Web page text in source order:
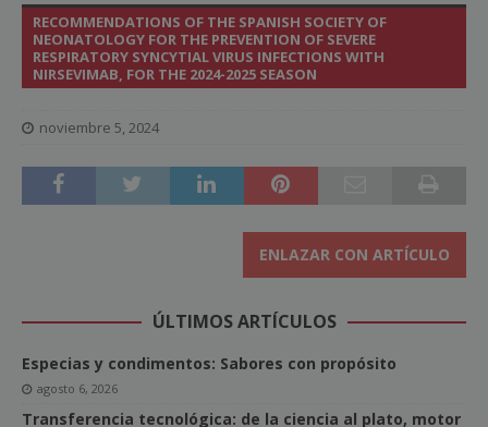
RECOMMENDATIONS OF THE SPANISH SOCIETY OF
NEONATOLOGY FOR THE PREVENTION OF SEVERE
RESPIRATORY SYNCYTIAL VIRUS INFECTIONS WITH
NIRSEVIMAB, FOR THE 2024-2025 SEASON
noviembre 5, 2024
ENLAZAR CON ARTÍCULO
ÚLTIMOS ARTÍCULOS
Especias y condimentos: Sabores con propósito
agosto 6, 2026
Transferencia tecnológica: de la ciencia al plato, motor